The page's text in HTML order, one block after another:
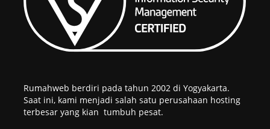
Rumahweb berdiri pada tahun 2002 di Yogyakarta.
Saat ini, kami menjadi salah satu perusahaan hosting
terbesar yang kian tumbuh pesat.